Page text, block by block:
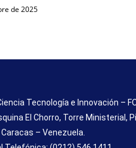
de 2025
Tecnología e Innovación –
El Chorro, Torre Ministerial,
Caracas – Venezuela.